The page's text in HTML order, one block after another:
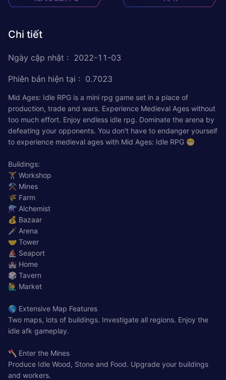
Chi tiết
Ngày cập nhật : 2022-11-03
Phiên bản hiện tại : 0.7023
Mid Ages: Idle RPG is a mini rpg game set in a place of
production, trade and wars. Experience Medieval Ages without
too much effort. Enjoy endless idle rpg. Dominate the arena by
defeating your opponents. You don't have to endanger yourself
to experience medieval ages with Mid Ages: Idle RPG 😁
Buildings:
🏋️ Workshop
⚒️ Mines
🌾 Farm
⚗️ Alchemist
💰 Bazaar
🗡️ Arena
🤝 Tower
⛵ Seaport
🏰 Home
🎲 Tavern
🙋‍♂️ Market
🌎 Extensive Map Features
Two maps, lots of buildings. Investigate all regions. Enjoy the
idle afk gameplay.
🪓 Enter the Mines
Produce Idle Wood, Stone and Food. Upgrade your buildings
and workers.